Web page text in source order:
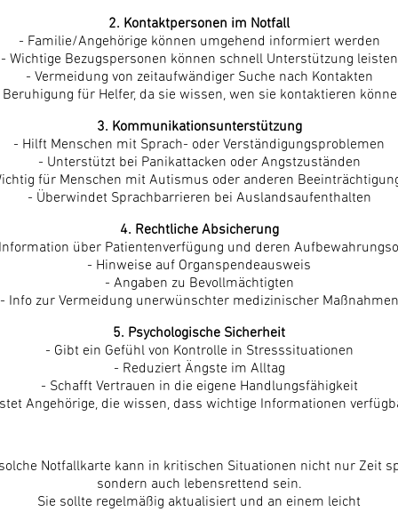
2. Kontaktpersonen im Notfall
- Familie/Angehörige können umgehend informiert werden
- Wichtige Bezugspersonen können schnell Unterstützung leisten
- Vermeidung von zeitaufwändiger Suche nach Kontakten
für Helfer, da sie wissen, wen sie kontaktieren
3. Kommunikationsunterstützung
- Hilft Menschen mit Sprach- oder Verständigungsproblemen
- Unterstützt bei Panikattacken oder Angstzuständen
für Menschen mit Autismus oder anderen
- Überwindet Sprachbarrieren bei Auslandsaufenthalten
4. Rechtliche Absicherung
über Patientenverfügung und deren
- Hinweise auf Organspendeausweis
- Angaben zu Bevollmächtigten
- Info zur Vermeidung unerwünschter medizinischer Maßnahmen
5. Psychologische Sicherheit
- Gibt ein Gefühl von Kontrolle in Stresssituationen
- Reduziert Ängste im Alltag
- Schafft Vertrauen in die eigene Handlungsfähigkeit
Angehörige, die wissen, dass wichtige Informationen
Notfallkarte kann in kritischen Situationen nicht nur Zeit
sondern auch lebensrettend sein.
Sie sollte regelmäßig aktualisiert und an einem leicht